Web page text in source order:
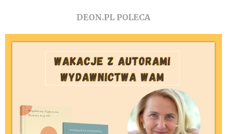
DEON.PL POLECA